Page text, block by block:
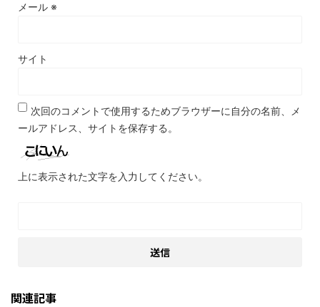
メール ※
サイト
次回のコメントで使用するためブラウザーに自分の名前、メ
ールアドレス、サイトを保存する。
上に表示された文字を入力してください。
関連記事